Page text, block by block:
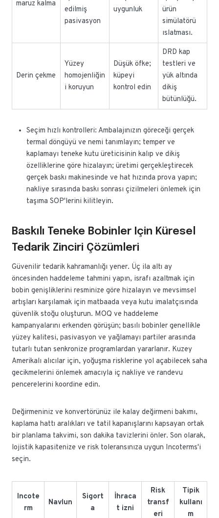
maruz kalma
edilmiş
pasivasyon
uygunluk
ürün
simülatörü
ıslatması.
Derin çekme
Yüzey
homojenliğin
i koruyun
Düşük öfke;
küpeyi
kontrol edin
DRD kap
testleri ve
yük altında
dikiş
bütünlüğü.
Seçim hızlı kontrolleri: Ambalajınızın göreceği gerçek
termal döngüyü ve nemi tanımlayın; temper ve
kaplamayı teneke kutu üreticisinin kalıp ve dikiş
özelliklerine göre hizalayın; üretimi gerçekleştirecek
gerçek baskı makinesinde ve hat hızında prova yapın;
nakliye sırasında baskı sonrası çizilmeleri önlemek için
taşıma SOP'lerini kilitleyin.
Baskılı Teneke Bobinler Için Küresel
Tedarik Zinciri Çözümleri
Güvenilir tedarik kahramanlığı yener. Üç ila altı ay
öncesinden haddeleme tahmini yapın, israfı azaltmak için
bobin genişliklerini resminize göre hizalayın ve mevsimsel
artışları karşılamak için matbaada veya kutu imalatçısında
güvenlik stoğu oluşturun. MOQ ve haddeleme
kampanyalarını erkenden görüşün; basılı bobinler genellikle
yüzey kalitesi, pasivasyon ve yağlamayı partiler arasında
tutarlı tutan senkronize programlardan yararlanır. Kuzey
Amerikalı alıcılar için, yoğuşma risklerine yol açabilecek saha
gecikmelerini önlemek amacıyla iç nakliye ve randevu
pencerelerini koordine edin.
Değirmeniniz ve konvertörünüz ile kalay değirmeni bakımı,
kaplama hattı aralıkları ve tatil kapanışlarını kapsayan ortak
bir planlama takvimi, son dakika tavizlerini önler. Son olarak,
lojistik kapasitenize ve risk toleransınıza uygun Incoterms'i
seçin.
Incote
rm
Navlun
Sigort
a
İhraca
t izni
Risk
transf
eri
Tipik
kullanı
m